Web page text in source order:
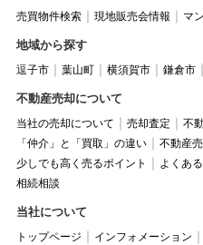
売買物件検索 現地販売会情報 マ
地域から探す
逗子市 葉山町 横須賀市 鎌倉市
不動産売却について
当社の売却について 売却査定
不
「仲介」と「買取」の違い
不動産
少しでも高く売るポイント
よくあ
相続相談
当社について
トップページ インフォメーション